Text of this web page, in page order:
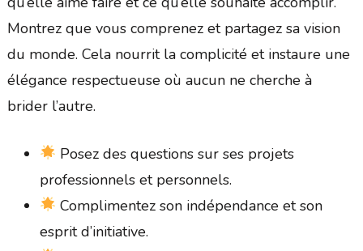
Montrez que vous comprenez et partagez sa vision
du monde. Cela nourrit la complicité et instaure une
élégance respectueuse où aucun ne cherche à
brider l’autre.
Posez des questions sur ses projets
professionnels et personnels.
Complimentez son indépendance et son
esprit d’initiative.